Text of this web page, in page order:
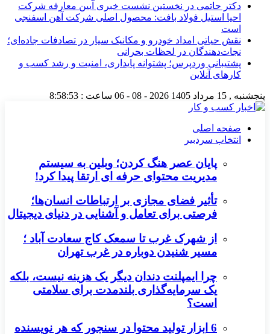
دکتر حاتمی در نخستین نشست خبری آیین معارفه شرکت
احیا استیل فولاد بافت: محصول اصلی شرکت آهن اسفنجی
است
نقش حیاتی امداد خودرو و مکانیک سیار در تصادفات جاده‌ای؛
نجات‌دهندگان در لحظات بحرانی
پشتیبانی وردپرس؛ پشتوانه پایداری، امنیت و رشد کسب‌ و
کارهای آنلاین
پنجشنبه , 15 مرداد 1405 2026 - 08 - 06 ساعت : 8:58:54
صفحه اصلی
انتخاب سردبیر
پایان عصر هنگ کردن؛ وبلین به سیستم
مدیریت محتوای حرفه ای ارتقا پیدا کرد!
تأثیر فضای مجازی بر ارتباطات انسان‌ها؛
فرصتی برای تعامل و آشنایی در دنیای دیجیتال
از شهرک غرب تا سمعک کاج سعادت آباد ؛
مسیر شنیدن دوباره در غرب تهران
چرا ایمپلنت دندان دیگر یک هزینه نیست، بلکه
یک سرمایه‌گذاری بلندمدت برای سلامتی
است؟
6 ابزار تولید محتوا در سنجور که هر نویسنده